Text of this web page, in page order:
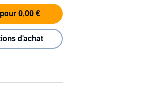
0,00 €
d'achat